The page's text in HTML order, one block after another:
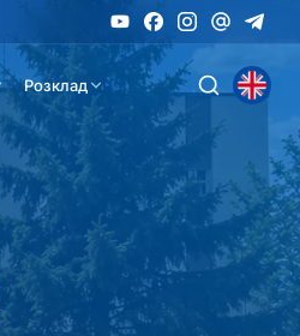
Розклад